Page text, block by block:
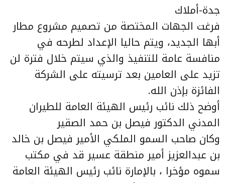
جدة-أملاك
فرغت الجهات المختصة من تصميم مشروع مطار
أبها الجديد، ويتم حاليا الإعداد لطرحه في
منافسة عامة للتنفيذ والذي سيتم خلال فترة لن
تزيد على العامين بعد ترسيته على الشركة
الفائزة بإذن الله.
أوضح ذلك نائب رئيس الهيئة العامة للطيران
المدني الدكتور فيصل بن حمد الصقير
وكان صاحب السمو الملكي الأمير فيصل بن خالد
بن عبدالعزيز أمير منطقة عسير قد في مكتب
سموه مؤخرا ، بالإمارة نائب رئيس الهيئة العامة